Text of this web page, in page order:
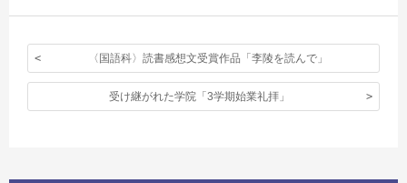
〈国語科〉読書感想文受賞作品「李陵を読んで」
受け継がれた学院「3学期始業礼拝」